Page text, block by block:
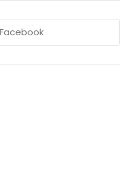
Facebook